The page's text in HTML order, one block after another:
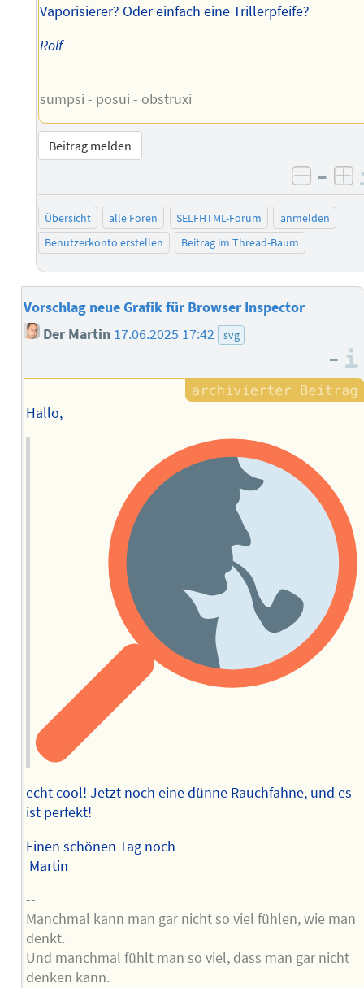
Vaporisierer? Oder einfach eine Trillerpfeife?
Rolf
--
sumpsi - posui - obstruxi
Beitrag melden
–
Übersicht alle Foren SELFHTML-Forum
anmelden
Benutzerkonto erstellen
Beitrag im Thread-Baum
Vorschlag neue Grafik für Browser Inspector
Der Martin 17.06.2025 17:42 svg
–
Hallo,
echt cool! Jetzt noch eine dünne Rauchfahne, und es
ist perfekt!
Einen schönen Tag noch
Martin
--
Manchmal kann man gar nicht so viel fühlen, wie man
denkt.
Und manchmal fühlt man so viel, dass man gar nicht
denken kann.